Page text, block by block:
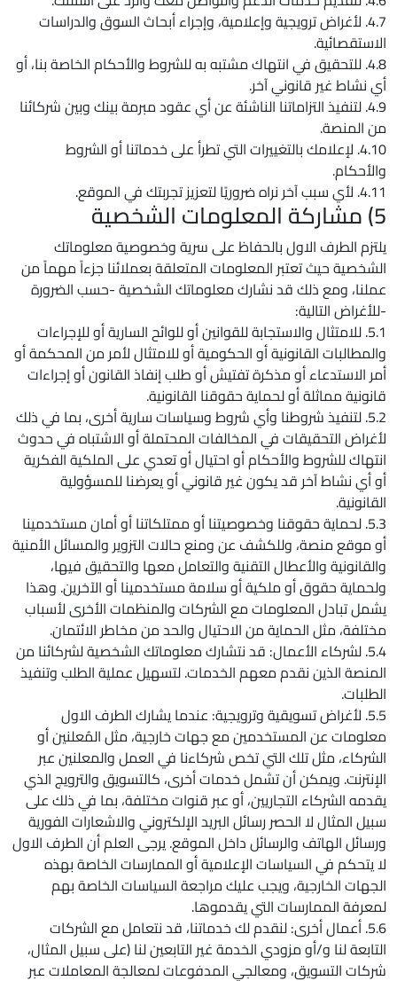
4.7. لأغراض ترويجية وإعلامية، وإجراء أبحاث السوق والدراسات
الاستقصائية.
4.8. للتحقيق في انتهاك مشتبه به للشروط والأحكام الخاصة بنا، أو
أي نشاط غير قانوني آخر.
4.9. لتنفيذ التزاماتنا الناشئة عن أي عقود مبرمة بينك وبين شركائنا
من المنصة.
4.10. لإعلامك بالتغييرات التي تطرأ على خدماتنا أو الشروط
والأحكام.
4.11. لأي سبب آخر نراه ضروريًا لتعزيز تجربتك في الموقع.
5) مشاركة المعلومات الشخصية
يلتزم الطرف الاول بالحفاظ على سرية وخصوصية معلوماتك
الشخصية حيث تعتبر المعلومات المتعلقة بعملائنا جزءاً مهماً من
عملنا، ومع ذلك قد نشارك معلوماتك الشخصية -حسب الضرورة
-للأغراض التالية:
5.1. للامتثال والاستجابة للقوانين أو للوائح السارية أو للإجراءات
والمطالبات القانونية أو الحكومية أو للامتثال لأمر من المحكمة أو
أمر الاستدعاء أو مذكرة تفتيش أو طلب إنفاذ القانون أو إجراءات
قانونية مماثلة أو لحماية حقوقنا القانونية.
5.2. لتنفيذ شروطنا وأي شروط وسياسات سارية أخرى، بما في ذلك
لأغراض التحقيقات في المخالفات المحتملة أو الاشتباه في حدوث
انتهاك للشروط والأحكام أو احتيال أو تعدي على الملكية الفكرية
أو أي نشاط آخر قد يكون غير قانوني أو يعرضنا للمسؤولية
القانونية.
5.3. لحماية حقوقنا وخصوصيتنا أو ممتلكاتنا أو أمان مستخدمينا
أو موقع منصة، وللكشف عن ومنع حالات التزوير والمسائل الأمنية
والقانونية والأعطال التقنية والتعامل معها والتحقيق فيها،
ولحماية حقوق أو ملكية أو سلامة مستخدمينا أو الآخرين. وهذا
يشمل تبادل المعلومات مع الشركات والمنظمات الأخرى لأسباب
مختلفة، مثل الحماية من الاحتيال والحد من مخاطر الائتمان.
5.4. لشركاء الأعمال: قد نتشارك معلوماتك الشخصية لشركائنا من
المنصة الذين نقدم معهم الخدمات. لتسهيل عملية الطلب وتنفيذ
الطلبات.
5.5. لأغراض تسويقية وترويجية: عندما يشارك الطرف الاول
معلومات عن المستخدمين مع جهات خارجية، مثل المُعلنين أو
الشركاء، مثل تلك التي تخص شركاءنا في العمل والمعلنين عبر
الإنترنت. ويمكن أن تشمل خدمات أخرى، كالتسويق والترويج الذي
يقدمه الشركاء التجاريين، أو عبر قنوات مختلفة، بما في ذلك على
سبيل المثال لا الحصر رسائل البريد الإلكتروني والاشعارات الفورية
ورسائل الهاتف والرسائل داخل الموقع. يرجى العلم أن الطرف الاول
لا يتحكم في السياسات الإعلامية أو الممارسات الخاصة بهذه
الجهات الخارجية، ويجب عليك مراجعة السياسات الخاصة بهم
لمعرفة الممارسات التي يقدموها.
5.6. أعمال أخرى: لنقدم لك خدماتنا، قد نتعامل مع الشركات
التابعة لنا و/أو مزودي الخدمة غير التابعين لنا (على سبيل المثال،
شركات التسويق، ومعالجي المدفوعات لمعالجة المعاملات عبر